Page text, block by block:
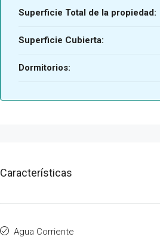
Superficie Total de la propiedad:
Superficie Cubierta:
Dormitorios:
Características
Agua Corriente